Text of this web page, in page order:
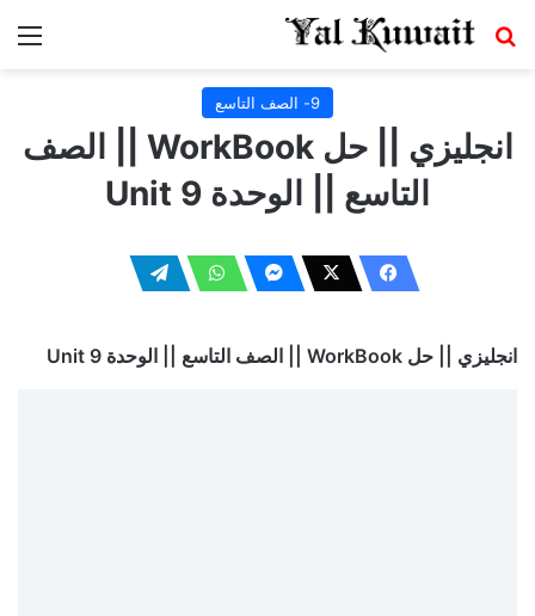
بحث عن
9- الصف التاسع
انجليزي || حل WorkBook || الصف
التاسع || الوحدة Unit 9
انجليزي || حل WorkBook || الصف التاسع || الوحدة Unit 9